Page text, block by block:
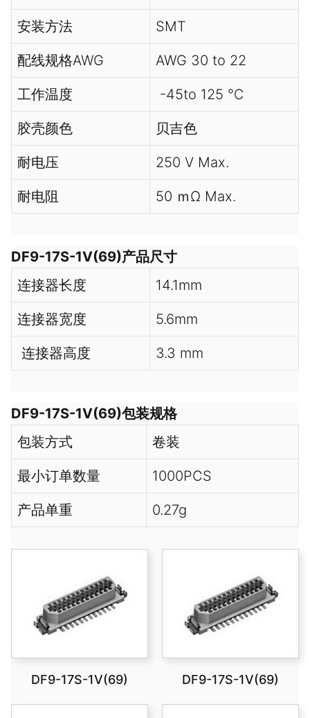
安装方法 SMT
配线规格AWG AWG 30 to 22
工作温度 -45to 125 ℃
胶壳颜色 贝吉色
耐电压 250 V Max.
耐电阻 50 ｍΩ Max.
DF9-17S-1V(69)产品尺寸
连接器长度
14.1mm
连接器宽度 5.6mm
连接器高度 3.3 mm
DF9-17S-1V(69)包装规格
包装方式
卷装
最小订单数量 1000PCS
产品单重 0.27g
DF9-17S-1V(69) DF9-17S-1V(69)